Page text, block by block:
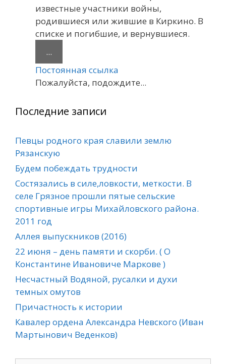
известные участники войны,
родившиеся или жившие в Киркино. В
списке и погибшие, и вернувшиеся.
...
этот
метабокс
в
состояние.
Постоянная ссылка
Пожалуйста, подождите...
Последние записи
Певцы родного края славили землю
Рязанскую
Будем побеждать трудности
Состязались в силе,ловкости, меткости. В
селе Грязное прошли пятые сельские
спортивные игры Михайловского района.
2011 год
Аллея выпускников (2016)
22 июня – день памяти и скорби. ( О
Константине Ивановиче Маркове )
Несчастный Водяной, русалки и духи
темных омутов
Причастность к истории
Кавалер ордена Александра Невского (Иван
Мартынович Веденков)